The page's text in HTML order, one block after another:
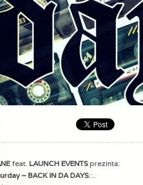
feat. LAUNCH EVENTSprezinta:
– BACK IN DA DAYS::..